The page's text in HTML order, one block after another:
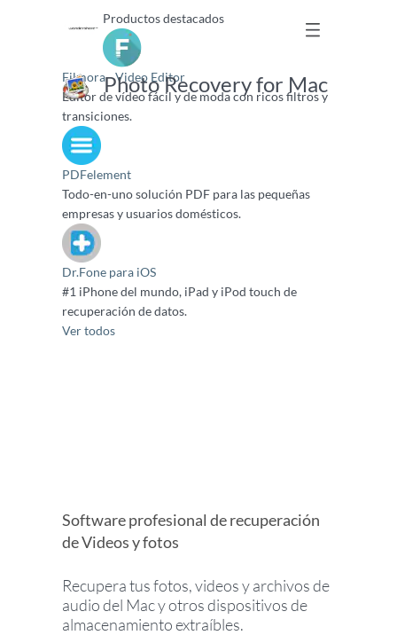
Productos destacados
Filmora - Video Editor
Editor de vídeo fácil y de moda con ricos filtros y
transiciones.
PDFelement
Todo-en-uno solución PDF para las pequeñas
empresas y usuarios domésticos.
Dr.Fone para iOS
#1 iPhone del mundo, iPad y iPod touch de
recuperación de datos.
Ver todos
Photo Recovery for Mac
Software profesional de recuperación
de Videos y fotos
Recupera tus fotos, videos y archivos de
audio del Mac y otros dispositivos de
almacenamiento extraíbles.